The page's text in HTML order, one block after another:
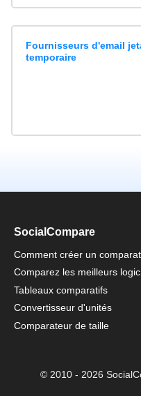
Fournisseurs d'email
temporaire
SocialCompare
Comment créer un
Comparez les meilleurs
Tableaux comparatifs
Convertisseur d'unités
Comparateur de taille
© 2010 - 2026